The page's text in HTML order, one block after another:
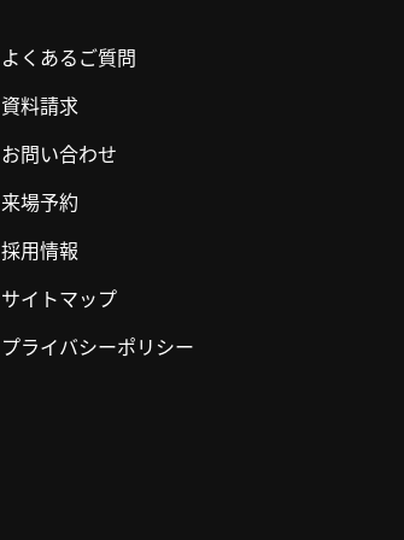
よくあるご質問
資料請求
お問い合わせ
来場予約
採用情報
サイトマップ
プライバシーポリシー